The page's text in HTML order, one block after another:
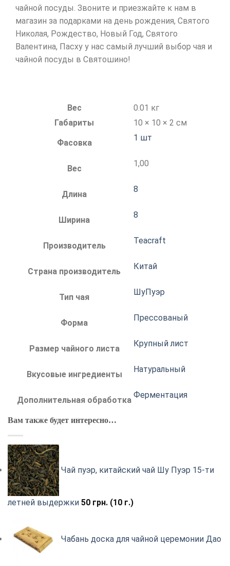
чайной посуды. Звоните и приезжайте к нам в
магазин за подарками на день рождения, Святого
Николая, Рождество, Новый Год, Святого
Валентина, Пасху у нас самый лучший выбор чая и
чайной посуды в Святошино!
Вес
0.01 кг
Габариты
10 × 10 × 2 см
Фасовка
1 шт
Вес
1,00
Длина
8
Ширина
8
Производитель
Teacraft
Страна производитель
Китай
Тип чая
ШуПуэр
Форма
Прессованый
Размер чайного листа
Крупный лист
Вкусовые ингредиенты
Натуральный
Дополнительная обработка
Ферментация
Вам также будет интересно…
Чай пуэр, китайский чай Шу Пуэр 15-ти
летней выдержки 50 грн. (10 г.)
Чабань доска для чайной церемонии Дао